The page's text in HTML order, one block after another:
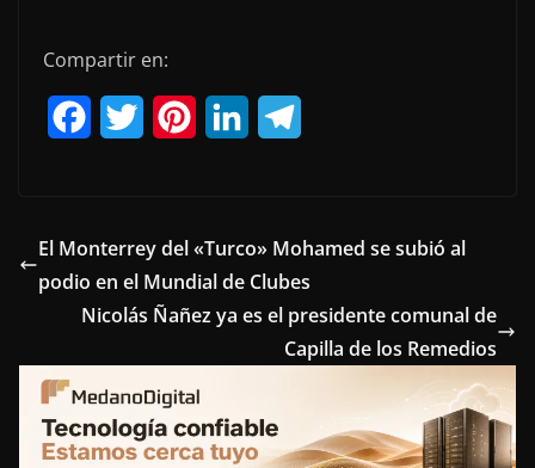
Compartir en:
e
b
o
o
k
t
t
e
r
t
e
r
e
s
t
k
e
d
I
n
e
g
r
a
El Monterrey del «Turco» Mohamed se subió al
podio en el Mundial de Clubes
Nicolás Ñañez ya es el presidente comunal de
Capilla de los Remedios